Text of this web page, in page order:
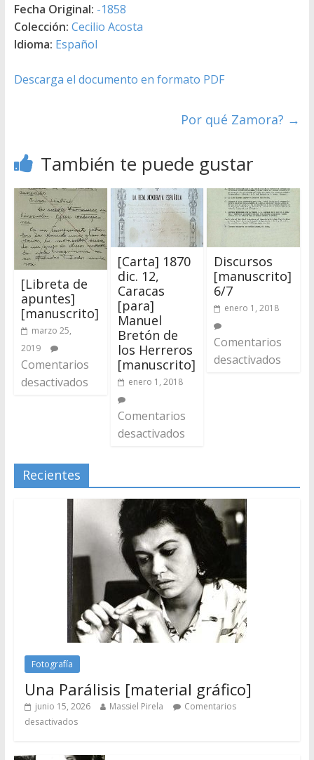
Fecha Original: -1858
Colección: Cecilio Acosta
Idioma: Español
Descarga el documento en formato PDF
Por qué Zamora? →
También te puede gustar
[Libreta de
apuntes]
[manuscrito]
marzo 25,
2019
Comentarios
desactivados
[Carta] 1870
dic. 12,
Caracas
[para]
Manuel
Bretón de
los Herreros
[manuscrito]
enero 1, 2018
Comentarios
desactivados
Discursos
[manuscrito]
6/7
enero 1, 2018
Comentarios
desactivados
Recientes
Fotografía
Una Parálisis [material gráfico]
junio 15, 2026 Massiel Pirela
Comentarios
desactivados